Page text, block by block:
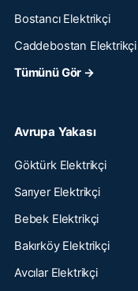
Bostancı Elektrikçi
Caddebostan Elektrikçi
Tümünü Gör →
Avrupa Yakası
Göktürk Elektrikçi
Sarıyer Elektrikçi
Bebek Elektrikçi
Bakırköy Elektrikçi
Avcılar Elektrikçi